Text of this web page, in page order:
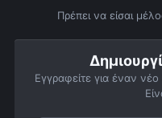
Πρέπει να είσαι
Εγγραφείτε για έναν